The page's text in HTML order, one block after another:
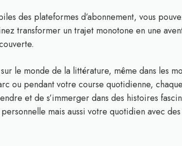
des plateformes d’abonnement, vous
transformer un trajet monotone en une
le monde de la littérature, même dans les
ou pendant votre course quotidienne,
et de s’immerger dans des histoires
mais aussi votre quotidien avec